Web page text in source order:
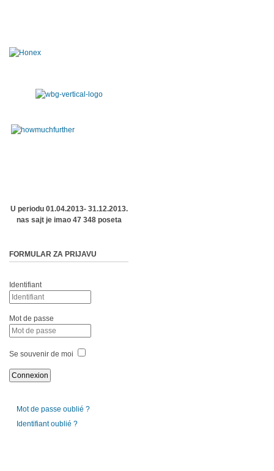
U periodu 01.04.2013- 31.12.2013.
nas sajt je imao 47 348 poseta
FORMULAR ZA PRIJAVU
Identifiant
Mot de passe
Se souvenir de moi
Mot de passe oublié ?
Identifiant oublié ?